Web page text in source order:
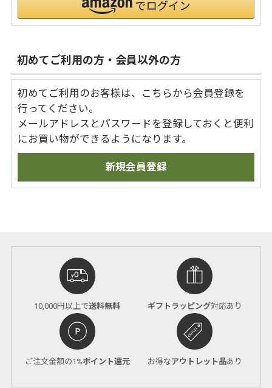
初めてご利用の方・会員以外の方
初めてご利用のお客様は、こちらから会員登録を
行ってください。
メールアドレスとパスワードを登録しておくと便利
にお買い物ができるようになります。
10,000円以上で送料無料 ギフトラッピング対応あり
ご注文金額の1%ポイント還元 お得なアウトレット品あり